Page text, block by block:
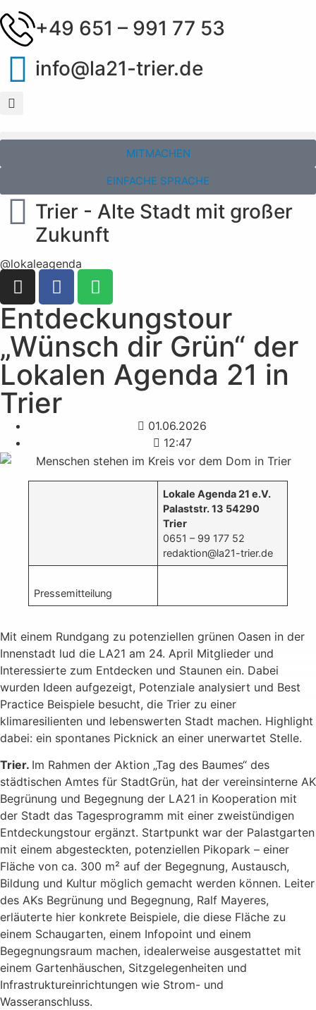
+49 651 – 991 77 53
info@la21-trier.de
MITMACHEN
EINFACHE SPRACHE
Trier - Alte Stadt mit großer
Zukunft
@lokaleagenda
Entdeckungstour
„Wünsch dir Grün“ der
Lokalen Agenda 21 in
Trier
01.06.2026
12:47
Lokale Agenda 21 e.V.
Palaststr. 13 54290
Trier
0651 – 99 177 52
redaktion@la21-trier.de
Pressemitteilung
Mit einem Rundgang zu potenziellen grünen Oasen in der
Innenstadt lud die LA21 am 24. April Mitglieder und
Interessierte zum Entdecken und Staunen ein. Dabei
wurden Ideen aufgezeigt, Potenziale analysiert und Best
Practice Beispiele besucht, die Trier zu einer
klimaresilienten und lebenswerten Stadt machen. Highlight
dabei: ein spontanes Picknick an einer unerwartet Stelle.
Trier. Im Rahmen der Aktion „Tag des Baumes“ des
städtischen Amtes für StadtGrün, hat der vereinsinterne AK
Begrünung und Begegnung der LA21 in Kooperation mit
der Stadt das Tagesprogramm mit einer zweistündigen
Entdeckungstour ergänzt. Startpunkt war der Palastgarten
mit einem abgesteckten, potenziellen Pikopark – einer
Fläche von ca. 300 m² auf der Begegnung, Austausch,
Bildung und Kultur möglich gemacht werden können. Leiter
des AKs Begrünung und Begegnung, Ralf Mayeres,
erläuterte hier konkrete Beispiele, die diese Fläche zu
einem Schaugarten, einem Infopoint und einem
Begegnungsraum machen, idealerweise ausgestattet mit
einem Gartenhäuschen, Sitzgelegenheiten und
Infrastruktureinrichtungen wie Strom- und
Wasseranschluss.